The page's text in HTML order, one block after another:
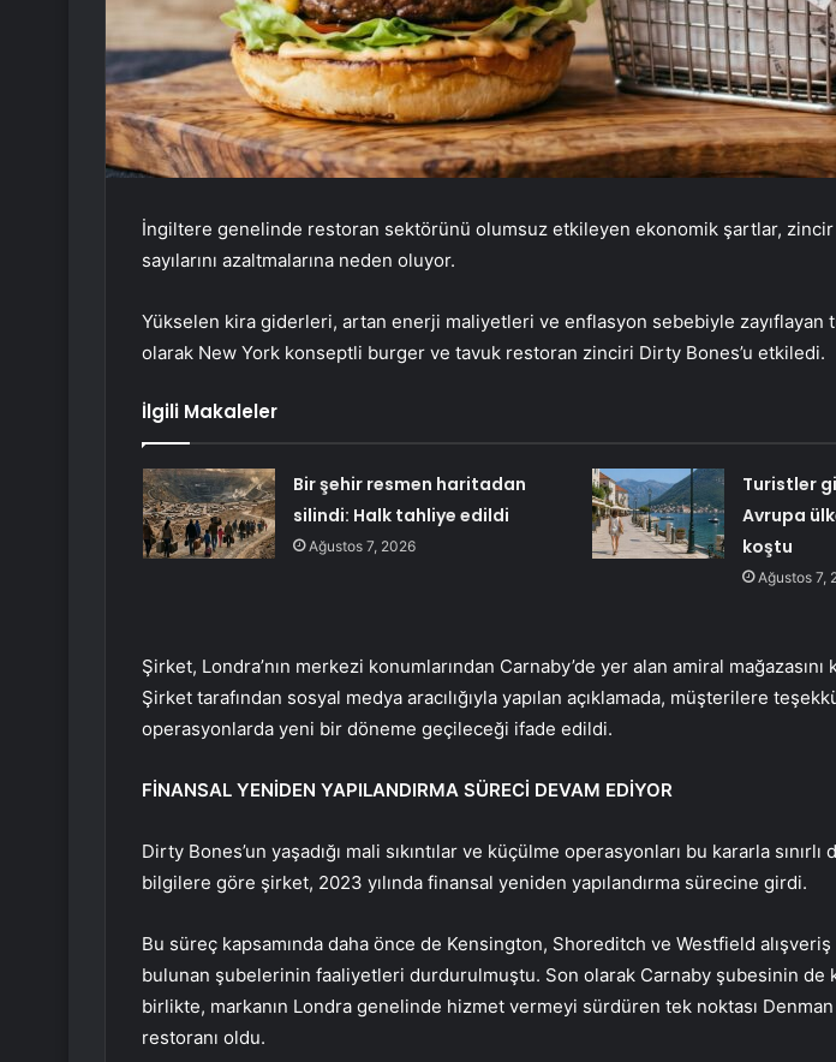
İngiltere genelinde restoran sektörünü olumsuz etkileyen ekonomik şartlar,
sayılarını azaltmalarına neden oluyor.
Yükselen kira giderleri, artan enerji maliyetleri ve enflasyon sebebiyle zayıflayan
olarak New York konseptli burger ve tavuk restoran zinciri Dirty Bones’u etkiledi.
İlgili Makaleler
Bir şehir resmen haritadan
silindi: Halk tahliye edildi
Ağustos 7, 2026
Turistler
Avrupa
koştu
Ağustos 7,
Şirket, Londra’nın merkezi konumlarından Carnaby’de yer alan amiral mağazasını
Şirket tarafından sosyal medya aracılığıyla yapılan açıklamada, müşterilere
operasyonlarda yeni bir döneme geçileceği ifade edildi.
FİNANSAL YENİDEN YAPILANDIRMA SÜRECİ DEVAM EDİYOR
Dirty Bones’un yaşadığı mali sıkıntılar ve küçülme operasyonları bu kararla
bilgilere göre şirket, 2023 yılında finansal yeniden yapılandırma sürecine girdi.
Bu süreç kapsamında daha önce de Kensington, Shoreditch ve Westfield
bulunan şubelerinin faaliyetleri durdurulmuştu. Son olarak Carnaby şubesinin de
birlikte, markanın Londra genelinde hizmet vermeyi sürdüren tek noktası Denman
restoranı oldu.